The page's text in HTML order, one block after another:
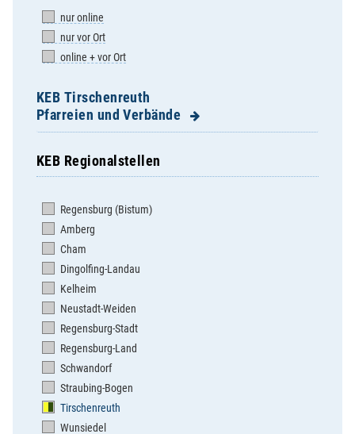
nur online
nur vor Ort
online + vor Ort
KEB Tirschenreuth
Pfarreien und Verbände
Bärnau-St. Nikolaus
Beidl-Mariä Himmelfahrt
Brand/Opf.-Herz Jesu
Ebnath-St. Ägidius
Erbendorf-Mariä Himmelfahrt
Falkenberg-St. Pankratius
Friedenfels-Maria Immaculata
Fuchsmühl-Maria Hilf
Immenreuth-Herz Jesu
Kastl-St. Margaretha
Kemnath Stadt-Mariä Himmelfahrt
Konnersreuth-St. Laurentius
KEB Regionalstellen
Regensburg (Bistum)
Amberg
Cham
Dingolfing-Landau
Kelheim
Neustadt-Weiden
Regensburg-Stadt
Regensburg-Land
Schwandorf
Straubing-Bogen
Tirschenreuth
Wunsiedel